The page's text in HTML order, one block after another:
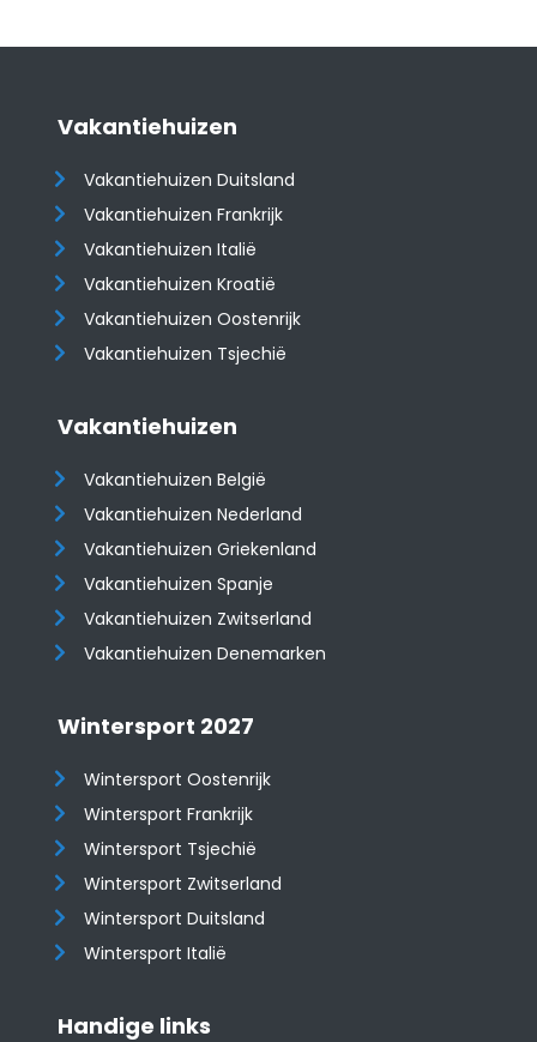
Vakantiehuizen
Vakantiehuizen Duitsland
Vakantiehuizen Frankrijk
Vakantiehuizen Italië
Vakantiehuizen Kroatië
​​​​​​​Vakantiehuizen Oostenrijk
Vakantiehuizen Tsjechië
Vakantiehuizen
Vakantiehuizen België
Vakantiehuizen Nederland
Vakantiehuizen Griekenland
Vakantiehuizen Spanje
​​​​​​​Vakantiehuizen Zwitserland
Vakantiehuizen Denemarken
Wintersport 2027
Wintersport Oostenrijk
Wintersport Frankrijk
Wintersport Tsjechië
Wintersport Zwitserland
Wintersport Duitsland
Wintersport Italië
Handige links